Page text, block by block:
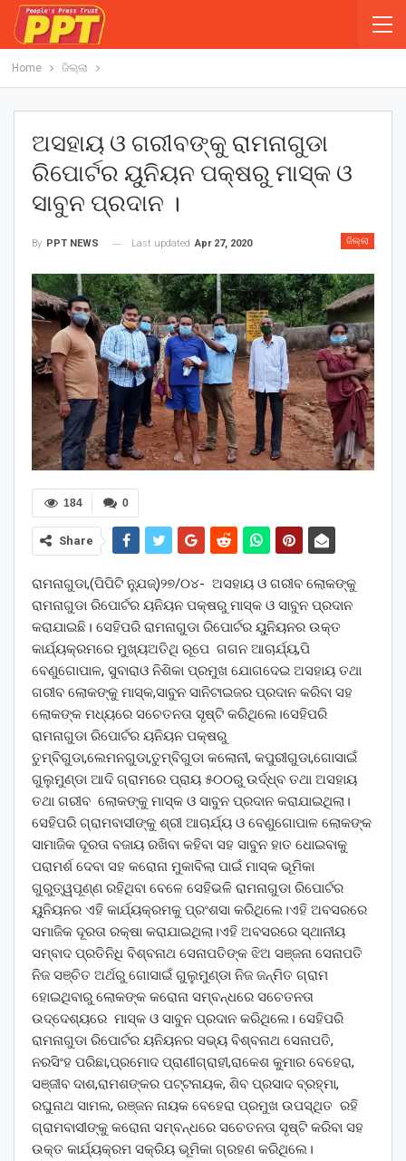
Home ଜିଲ୍ଲା
ଅସହାୟ ଓ ଗରୀବଙ୍କୁ ରାମନାଗୁଡା
ରିପୋର୍ଟର ୟୁନିୟନ ପକ୍ଷରୁ ମାସ୍କ ଓ
ସାବୁନ ପ୍ରଦାନ ।
ଜିଲ୍ଲା
By PPT NEWS Last updated Apr 27, 2020
0
184
Share
ରାମନାଗୁଡା,(ପିପିଟି ନ୍ଯୁଜ୍)୨୭/୦୪- ଅସହାୟ ଓ ଗରୀବ ଲୋକଙ୍କୁ
ରାମନାଗୁଡା ରିପୋର୍ଟର ୟନିୟନ ପକ୍ଷରୁ ମାସ୍କ ଓ ସାବୁନ ପ୍ରଦାନ
କରାଯାଇଛି। ସେହିପରି ରାମନାଗୁଡା ରିପୋର୍ଟର ୟୁନିୟନର ଉକ୍ତ
କାର୍ଯ୍ୟକ୍ରମରେ ମୁଖ୍ୟଅତିଥି ରୂପେ ଗଗନ ଆଚାର୍ଯ୍ୟ,ପି
ବେଣୁଗୋପାଳ, ସୁବାରାଓ ନିଶିକା ପ୍ରମୁଖ ଯୋଗଦେଇ ଅସହାୟ ତଥା
ଗରୀବ ଲୋକଙ୍କୁ ମାସ୍କ,ସାବୁନ ସାନିଟାଇଜର ପ୍ରଦାନ କରିବା ସହ
ଲୋକଙ୍କ ମଧ୍ୟରେ ସଚେତନତା ସୃଷ୍ଟି କରିଥିଲେ।ସେହିପରି
ରାମନାଗୁଡା ରିପୋର୍ଟର ୟନିୟନ ପକ୍ଷରୁ
ତୁମ୍ବିଗୁଡା,ଲେମନଗୁଡା,ତୁମ୍ବିଗୁଡା କଲୋନୀ, କପୁରୀଗୁଡା,ଗୋସାଇଁ
ଗୁଲୁମୁଣ୍ଡା ଆଦି ଗ୍ରାମରେ ପ୍ରାୟ ୫୦୦ରୁ ଉର୍ଦ୍ଧ୍ବ ତଥା ଅସହାୟ
ତଥା ଗରୀବ ଲୋକଙ୍କୁ ମାସ୍କ ଓ ସାବୁନ ପ୍ରଦାନ କରାଯାଇଥିଲା।
ସେହିପରି ଗ୍ରାମବାସୀଙ୍କୁ ଶ୍ରୀ ଆଚାର୍ଯ୍ୟ ଓ ବେଣୁଗୋପାଳ ଲୋକଙ୍କ
ସାମାଜିକ ଦୂରତା ବଜାୟ ରଖିବା କହିବା ସହ ସାବୁନ ହାତ ଧୋଇବାକୁ
ପରାମର୍ଶ ଦେବା ସହ କରୋନା ମୁକାବିଲା ପାଇଁ ମାସ୍କ ଭୂମିକା
ଗୁରୁତ୍ୱପୂଣ୍ଣ ରହିଥିବା ବେଳେ ସେହିଭଳି ରାମନାଗୁଡା ରିପୋର୍ଟର
ୟୁନିୟନର ଏହି କାର୍ଯ୍ୟକ୍ରମକୁ ପ୍ରଂଶସା କରିଥିଲେ।ଏହି ଅବସରରେ
ସମାଜିକ ଦୂରତା ରକ୍ଷା କରାଯାଇଥିଲା।ଏହି ଅବସରରେ ସ୍ଥାନୀୟ
ସମ୍ବାଦ ପ୍ରତିନିଧି ବିଶ୍ବନାଥ ସେନାପତିଙ୍କ ଝିଅ ସଞ୍ଜନା ସେନାପତି
ନିଜ ସଞ୍ଚିତ ଅର୍ଥରୁ ଗୋସାଇଁ ଗୁଲୁମୁଣ୍ଡା ନିଜ ଜନ୍ମିତ ଗ୍ରାମ
ହୋଇଥିବାରୁ ଲୋକଙ୍କ କରୋନା ସମ୍ବନ୍ଧରେ ସଚେତନତା
ଉଦ୍ଦେଶ୍ୟରେ ମାସ୍କ ଓ ସାବୁନ ପ୍ରଦାନ କରିଥିଲେ। ସେହିପରି
ରାମନାଗୁଡା ରିପୋର୍ଟର ୟନିୟନର ସଭ୍ୟ ବିଶ୍ବନାଥ ସେନାପତି,
ନରସିଂହ ପରିଛା,ପ୍ରମୋଦ ପ୍ରାଣୀଗ୍ରାହୀ,ରାକେଶ କୁମାର ବେହେରା,
ସଞ୍ଜୀବ ଦାଶ,ରାମଶଙ୍କର ପଟ୍ଟନାୟକ, ଶିବ ପ୍ରସାଦ ବ୍ରହ୍ମା,
ରଘୁନାଥ ସାମଲ, ରଞ୍ଜନ ନାୟକ ବେହେରା ପ୍ରମୁଖ ଉପସ୍ଥିତ ରହି
ଗ୍ରାମବାସୀଙ୍କୁ କରୋନା ସମ୍ବନ୍ଧରେ ସଚେତନତା ସୃଷ୍ଟି କରିବା ସହ
ଉକ୍ତ କାର୍ଯ୍ୟକ୍ରମ ସକ୍ରିୟ ଭୂମିକା ଗ୍ରହଣ କରିଥିଲେ।